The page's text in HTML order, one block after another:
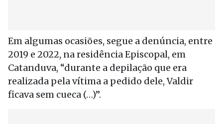
Em algumas ocasiões, segue a denúncia, entre
2019 e 2022, na residência Episcopal, em
Catanduva, “durante a depilação que era
realizada pela vítima a pedido dele, Valdir
ficava sem cueca (…)”.